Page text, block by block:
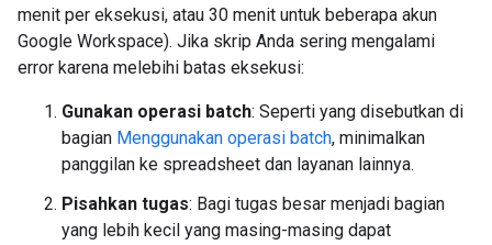
menit per eksekusi, atau 30 menit untuk beberapa akun
Google Workspace). Jika skrip Anda sering mengalami
error karena melebihi batas eksekusi:
Gunakan operasi batch: Seperti yang disebutkan di
bagian Menggunakan operasi batch, minimalkan
panggilan ke spreadsheet dan layanan lainnya.
Pisahkan tugas: Bagi tugas besar menjadi bagian
yang lebih kecil yang masing-masing dapat